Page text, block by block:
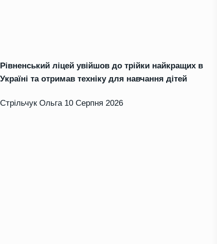
Рівненський ліцей увійшов до трійки найкращих в
Україні та отримав техніку для навчання дітей
Стрільчук Ольга 10 Серпня 2026